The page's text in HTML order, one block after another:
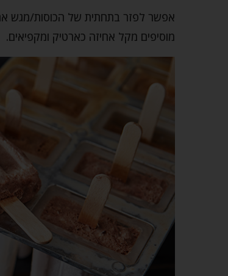
אפשר לפזר בתחתית של הכוסות/מגש
מוסיפים מקל אחיזה כארטיק ומקפיאים.